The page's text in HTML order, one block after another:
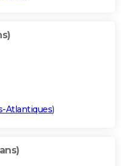
Atlantiques)